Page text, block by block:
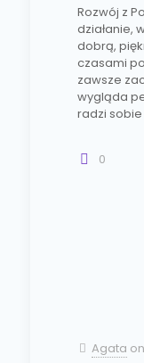
Rozwój z
działanie,
dobrą,
czasami
zawsze
wygląda
radzi
0
Agata on